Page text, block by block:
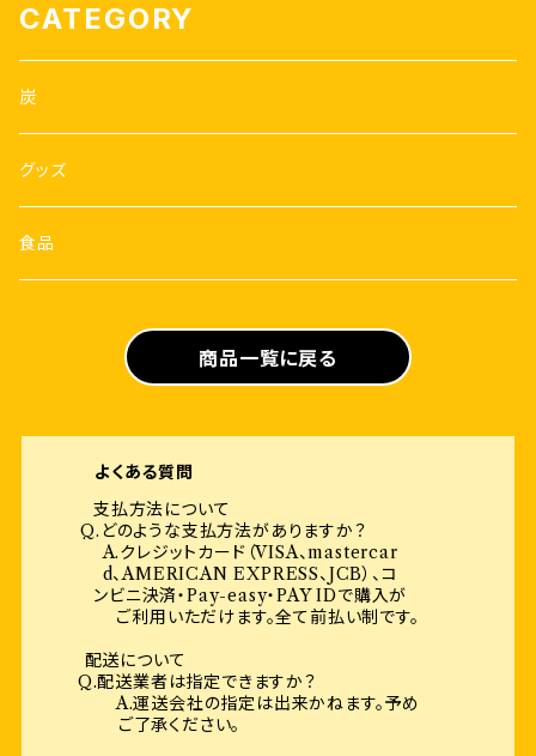
CATEGORY
炭
グッズ
食品
商品一覧に戻る
よくある質問
支払方法について
Q.どのような支払方法がありますか？
A.クレジットカード（VISA、mastercar
d、AMERICAN EXPRESS、JCB）、コ
ンビニ決済・Pay-easy・PAY IDで購入が
ご利用いただけます。全て前払い制です。
配送について
Q.配送業者は指定できますか？
A.運送会社の指定は出来かねます。予め
ご了承ください。